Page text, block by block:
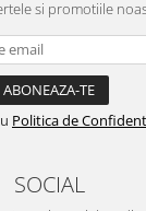
si promotiile
Politica de
SOCIAL